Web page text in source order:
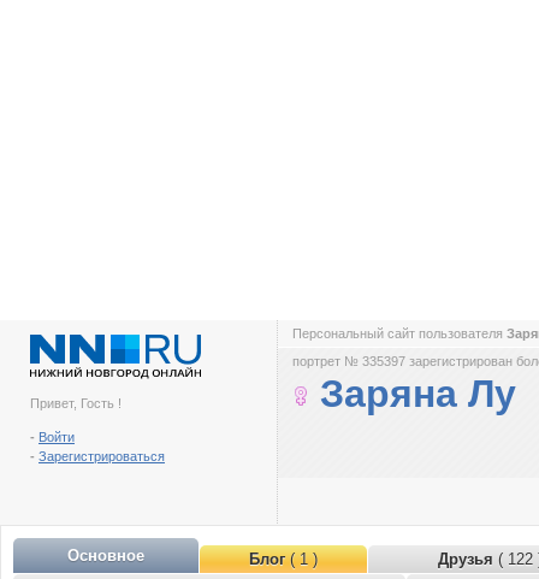
Привет, Гость !
- Войти
- Зарегистрироваться
Персональный сайт пользователя
портрет № 335397 зарегистрирован
Заряна Лу
Основное Блог( 1 ) Друзья ( 122